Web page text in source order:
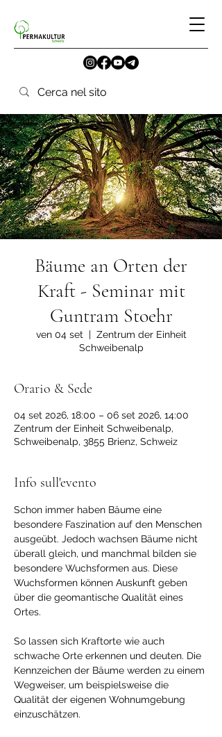
Bäume an Orten der
Kraft - Seminar mit
Guntram Stoehr
ven 04 set
  |
Zentrum der Einheit
Schweibenalp
Orario & Sede
04 set 2026, 18:00 – 06 set 2026, 14:00
Zentrum der Einheit Schweibenalp,
Schweibenalp, 3855 Brienz, Schweiz
Info sull'evento
Schon immer haben Bäume eine
besondere Faszination auf den Menschen
ausgeübt. Jedoch wachsen Bäume nicht
überall gleich, und manchmal bilden sie
besondere Wuchsformen aus. Diese
Wuchsformen können Auskunft geben
über die geomantische Qualität eines
Ortes.
So lassen sich Kraftorte wie auch
schwache Orte erkennen und deuten. Die
Kennzeichen der Bäume werden zu einem
Wegweiser, um beispielsweise die
Qualität der eigenen Wohnumgebung
einzuschätzen.